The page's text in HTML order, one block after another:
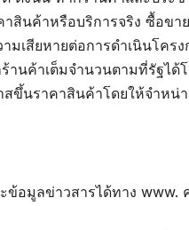
สินค้าหรือบริการจริง ซื้อขา
มเสียหายต่อการดำเนินโคร
านค้าเต็มจำนวนตามที่รัฐไ
ขึ้นราคาสินค้าโดยให้จำหน่
ข้อมูลข่าวสารได้ทาง